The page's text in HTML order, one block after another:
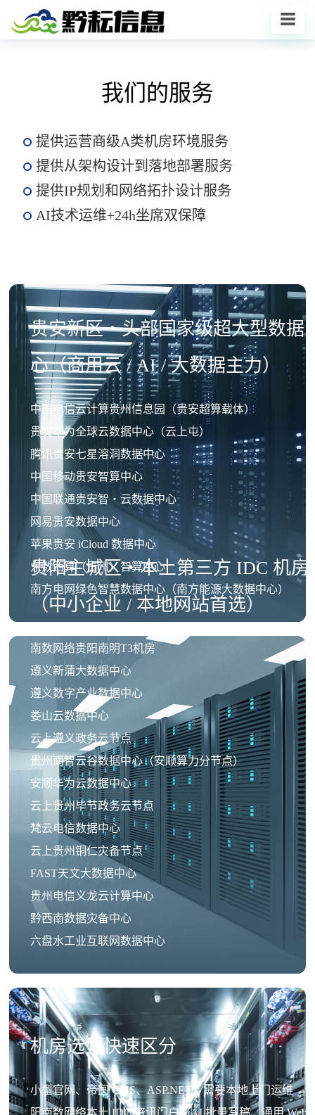
我们的服务
提供运营商级A类机房环境服务
提供从架构设计到落地部署服务
提供IP规划和网络拓扑设计服务
AI技术运维+24h坐席双保障
贵安新区・头部国家级超大型数据
心（商用云 / AI / 大数据主力）
中国电信云计算贵州信息园（贵安超算载体）
贵安华为全球云数据中心（云上屯）
腾讯贵安七星溶洞数据中心
中国移动贵安智算中心
中国联通贵安智・云数据中心
网易贵安数据中心
苹果贵安 iCloud 数据中心
东数西算（贵州）智算中心
南方电网绿色智慧数据中心（南方能源大数据中心）
贵阳主城区・本土第三方 IDC 机房
（中小企业 / 本地网站首选）
南数网络贵阳南明T3机房
遵义新蒲大数据中心
遵义数字产业数据中心
娄山云数据中心
云上遵义政务云节点
贵州南智云谷数据中心（安顺算力分节点）
安顺华为云数据中心
云上贵州毕节政务云节点
梵云电信数据中心
云上贵州铜仁灾备节点
FAST天文大数据中心
贵州电信义龙云计算中心
黔西南数据灾备中心
六盘水工业互联网数据中心
机房选型快速区分
小型官网、帝国 CMS、ASP.NET、需要本地上门运维 →
阳南数网络本土 IDC 资讯门户、AI 批量写稿、通用 Web